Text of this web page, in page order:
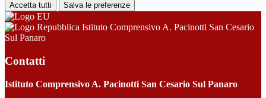
Accetta tutti Salva le preferenze
Istituto Comprensivo A. Pacinotti San Cesario
Sul Panaro
Contatti
Istituto Comprensivo A. Pacinotti San Cesario Sul Panaro